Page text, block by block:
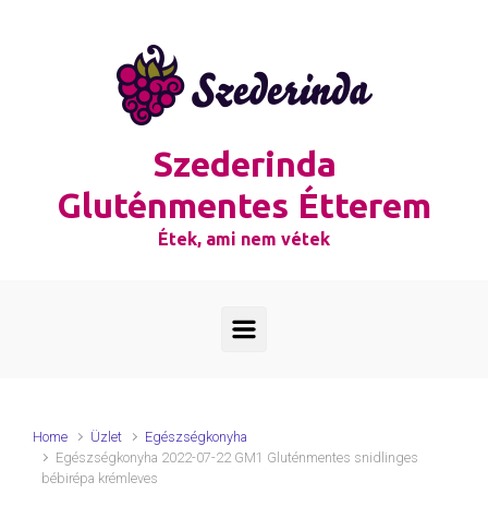
Szederinda
Gluténmentes Étterem
Étek, ami nem vétek
Home Üzlet
Egészségkonyha
Egészségkonyha 2022-07-22 GM1 Gluténmentes snidlinges
bébirépa krémleves